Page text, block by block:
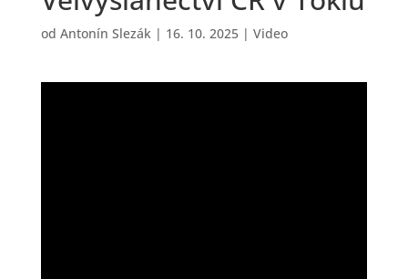
od Antonín Slezák| 16. 10. 2025| Video